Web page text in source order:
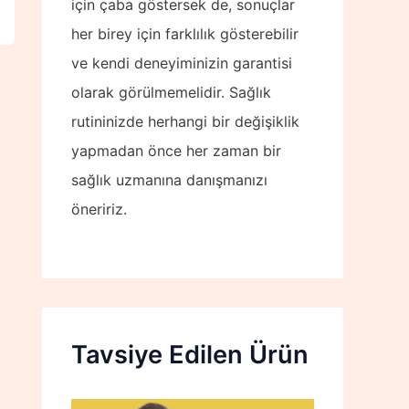
için çaba göstersek de, sonuçlar
her birey için farklılık gösterebilir
ve kendi deneyiminizin garantisi
olarak görülmemelidir. Sağlık
rutininizde herhangi bir değişiklik
yapmadan önce her zaman bir
sağlık uzmanına danışmanızı
öneririz.
Tavsiye Edilen Ürün